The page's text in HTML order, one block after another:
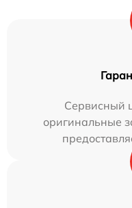
Сервисный
оригинальные